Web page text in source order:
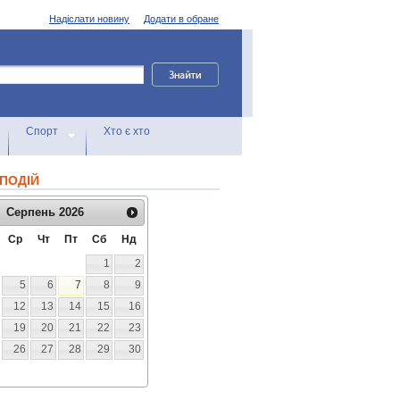
Додати в обране
Надіслати новину
Спорт Хто є хто
Серпень 2026
Ср Чт Пт Сб
Нд
1
2
5 6 7 8
9
12 13 14 15
16
19 20 21 22
23
26 27 28 29
30